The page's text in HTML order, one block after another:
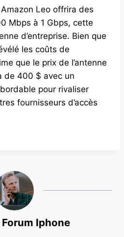
Leo offrira des
Mbps à 1 Gbps, cette
d’entreprise. Bien que
les coûts de
que le prix de l’antenne
de 400 $ avec un
pour rivaliser
fournisseurs d’accès
Iphone